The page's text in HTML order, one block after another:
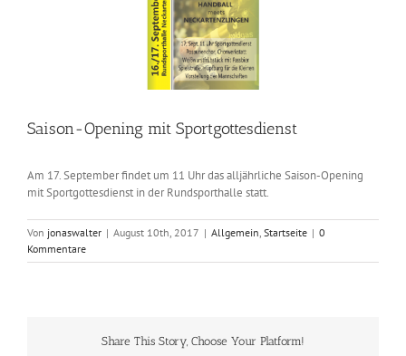
Saison-Opening mit Sportgottesdienst
Am 17. September findet um 11 Uhr das alljährliche Saison-Opening
mit Sportgottesdienst in der Rundsporthalle statt.
Von jonaswalter | August 10th, 2017 | Allgemein Startseite | 0
Kommentare
Share This Story, Choose Your Platform!